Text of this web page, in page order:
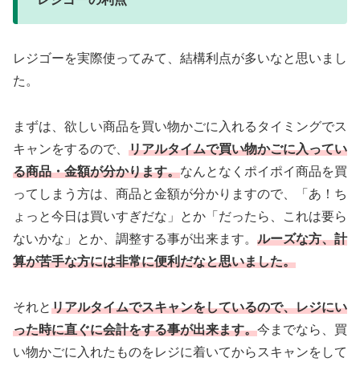
レジゴーを実際使ってみて、結構利点が多いなと思いまし
た。
まずは、欲しい商品を買い物かごに入れるタイミングでス
キャンをするので、 リアルタイムで買い物かごに入ってい
る商品・金額が分かります。なんとなくポイポイ商品を買
ってしまう方は、商品と金額が分かりますので、「あ！ち
ょっと今日は買いすぎだな」とか「だったら、これは要ら
ないかな」とか、調整する事が出来ます。 ルーズな方、計
算が苦手な方には非常に便利だなと思いました。
それとリアルタイムでスキャンをしているので、レジにい
った時に直ぐに会計をする事が出来ます。今までなら、買
い物かごに入れたものをレジに着いてからスキャンをして